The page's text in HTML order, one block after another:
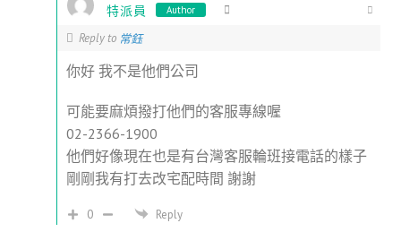
特派員 Author
Reply to 常鈺
你好 我不是他們公司
可能要麻煩撥打他們的客服專線喔
02-2366-1900
他們好像現在也是有台灣客服輪班接電話的樣子
剛剛我有打去改宅配時間 謝謝
0 Reply